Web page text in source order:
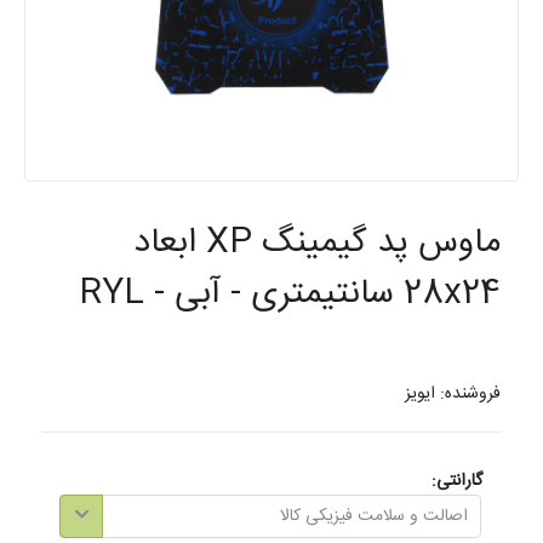
ماوس پد گیمینگ XP ابعاد
28x24 سانتیمتری - آبی - RYL
فروشنده: ایویز
گارانتی:
اصالت و سلامت فیزیکی کالا